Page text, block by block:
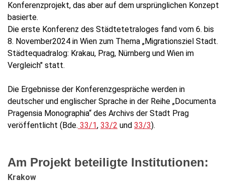
Konferenzprojekt, das aber auf dem ursprünglichen Konzept
basierte.
Die erste Konferenz des Städtetetraloges fand vom 6. bis
8. November2024 in Wien zum Thema „Migrationsziel Stadt.
Städtequadralog: Krakau, Prag, Nürnberg und Wien im
Vergleich" statt.
Die Ergebnisse der Konferenzgespräche werden in
deutscher und englischer Sprache in der Reihe „Documenta
Pragensia Monographia“ des Archivs der Stadt Prag
veröffentlicht (Bde. 33/1, 33/2 und 33/3).
Am Projekt beteiligte Institutionen:
Krakow